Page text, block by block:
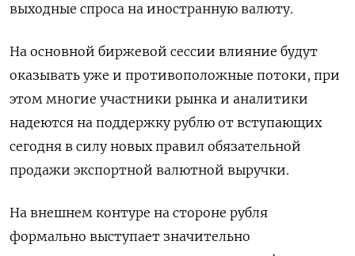
выходные спроса на иностранную валюту.
На основной биржевой сессии влияние будут
оказывать уже и противоположные потоки, при
этом многие участники рынка и аналитики
надеются на поддержку рублю от вступающих
сегодня в силу новых правил обязательной
продажи экспортной валютной выручки.
На внешнем контуре на стороне рубля
формально выступает значительно